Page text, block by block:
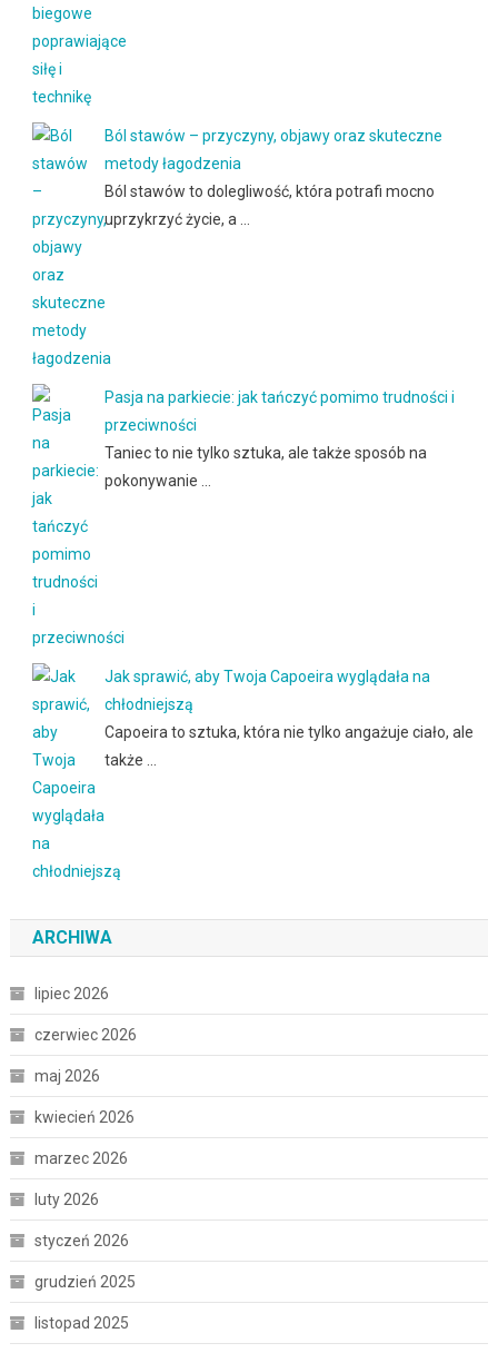
Ból stawów – przyczyny, objawy oraz skuteczne
metody łagodzenia
Ból stawów to dolegliwość, która potrafi mocno
uprzykrzyć życie, a …
Pasja na parkiecie: jak tańczyć pomimo trudności i
przeciwności
Taniec to nie tylko sztuka, ale także sposób na
pokonywanie …
Jak sprawić, aby Twoja Capoeira wyglądała na
chłodniejszą
Capoeira to sztuka, która nie tylko angażuje ciało, ale
także …
ARCHIWA
lipiec 2026
czerwiec 2026
maj 2026
kwiecień 2026
marzec 2026
luty 2026
styczeń 2026
grudzień 2025
listopad 2025